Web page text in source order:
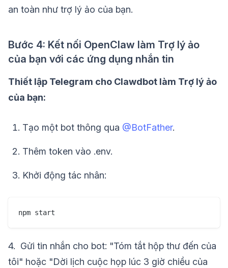
an toàn như trợ lý ảo của bạn.
Bước 4: Kết nối OpenClaw làm Trợ lý ảo
của bạn với các ứng dụng nhắn tin
Thiết lập Telegram cho Clawdbot làm Trợ lý ảo
của bạn:
Tạo một bot thông qua @BotFather.
Thêm token vào .env.
Khởi động tác nhân:
npm start
4. Gửi tin nhắn cho bot: "Tóm tắt hộp thư đến của
tôi" hoặc "Dời lịch cuộc họp lúc 3 giờ chiều của